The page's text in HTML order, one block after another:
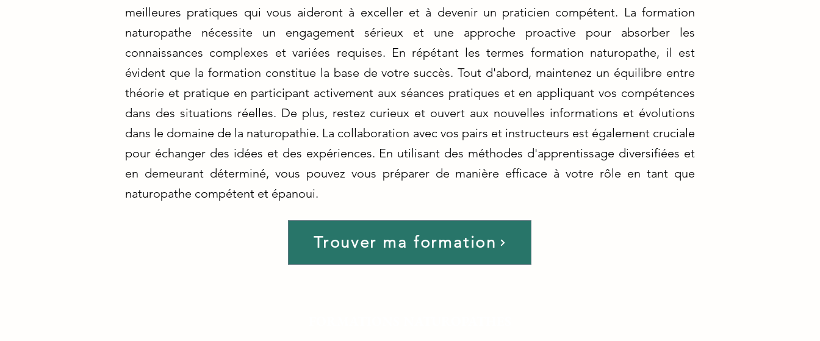
meilleures pratiques qui vous aideront à exceller et à devenir un praticien compétent. La formation
naturopathe nécessite un engagement sérieux et une approche proactive pour absorber les
connaissances complexes et variées requises. En répétant les termes formation naturopathe, il est
évident que la formation constitue la base de votre succès. Tout d'abord, maintenez un équilibre entre
théorie et pratique en participant activement aux séances pratiques et en appliquant vos compétences
dans des situations réelles. De plus, restez curieux et ouvert aux nouvelles informations et évolutions
dans le domaine de la naturopathie. La collaboration avec vos pairs et instructeurs est également cruciale
pour échanger des idées et des expériences. En utilisant des méthodes d'apprentissage diversifiées et
en demeurant déterminé, vous pouvez vous préparer de manière efficace à votre rôle en tant que
naturopathe compétent et épanoui.
Trouver ma formation